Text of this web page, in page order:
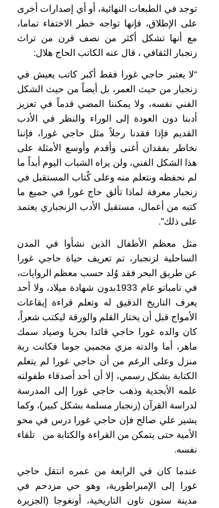
توجد في الطبعات النهائية، أو أي إصدارات أخرى
على الإطلاق، فإنها تواجه خطر الاختفاء تماما،
مع أنها تشكل أكثر من نصف قرن من تراث
زنجبار الثقافي ، قال عنه الكاتب الحاج هلال:
“لا يعتبر حاجي غورا فقط أكبر كاتب يعيش في
زنجبار من حيث العمر، بل أيضاً من حيث الشكل
الفني نفسه، ولا يمكننا المضي قدماً في تعزيز
أدبنا دون العودة إلى الوراء والنظر في الأدب
القديم فإذا فقدنا رجلاً مثل حاجي غورا، فإننا
نخاطر بفقدان أغنى وأقدم وأوسع الأمثلة على
هذا الشكل الفني، ولن يراه الشباب اليوم أبداً ما
لم نحفظه ونتعلم منه وعلى كُتاب المستقبل في
زنجبار معرفة لماذا تألق حاج غورا في جميع ما
كتبه من أعمال، مستقبل الأدب الزنجباري يعتمد
على ذلك”.
مثل معظم الأطفال الذين نشأوا في المدن
الساحلية لزنجبار، تم تعريف حياة حاجي غورا
عن طريق البحر فقد وُلد حسب معظم الروايات،
في تامباتو عام 1933بدون شهادة ميلاد، ولا أحد
يعرف التاريخ الدقيق له وتعلم قراءة إيقاعات
الأمواج قبل أن يختار القلم والورقة ليكتب شعراً،
كان والده غورا حاجي قائدا بحريا وصياد سمك
ماهر، أما والدته مزي مجمبي جوما فكانت ربة
منزل وعلى الرغم من أن حاجي غورا لم يتعلم
الكتابة بشكل رسمي، إلا أن أحد أصدقاء طفولته
علمه الأبجدية وذهب حاجي غورا إلى المدرسة
لدراسة القرآن (زنجبار مسلمة بشكل كبير)، وكما
يشير علي صالح فإن حاجي غورا درس في محو
الأمية حتى يتمكن من القراءة والكتابة من تلقاء
نفسه.
عندما كان في الرابعة من عمره انتقل حاجي
غورا إلى الإمبراطورية، وهو حي مزدحم في
مدينة ستون تاون التاريخية، أونغوجا (الجزيرة